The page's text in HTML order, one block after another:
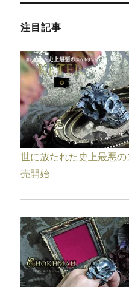
注目記事
世に放たれた史上最悪
売開始